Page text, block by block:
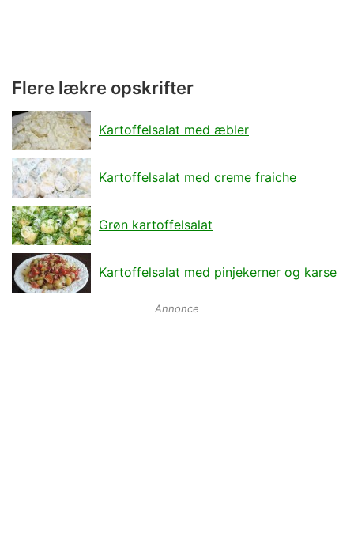
Flere lækre opskrifter
Kartoffelsalat med æbler
Kartoffelsalat med creme fraiche
Grøn kartoffelsalat
Kartoffelsalat med pinjekerner og karse
Annonce